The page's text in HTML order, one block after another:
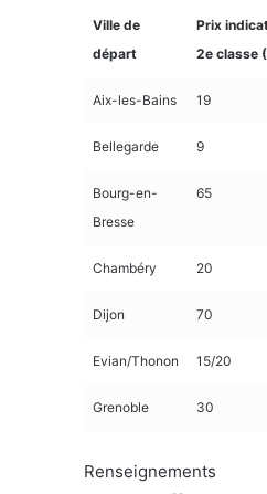
Ville de
départ
Prix
2e classe
Aix-les-Bains 19
Bellegarde 9
Bourg-en-
Bresse
65
Chambéry 20
Dijon 70
Evian/Thonon 15/20
Grenoble 30
Renseignements